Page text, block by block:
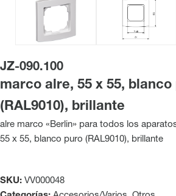
JZ-090.100
marco alre, 55 x 55, blanco
(RAL9010), brillante
alre marco «Berlin» para todos los
55 x 55, blanco puro (RAL9010), brillante
SKU: VV000048